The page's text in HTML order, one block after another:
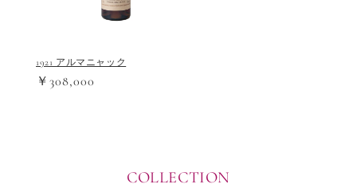
1921 アルマニャック
￥308,000
COLLECTION